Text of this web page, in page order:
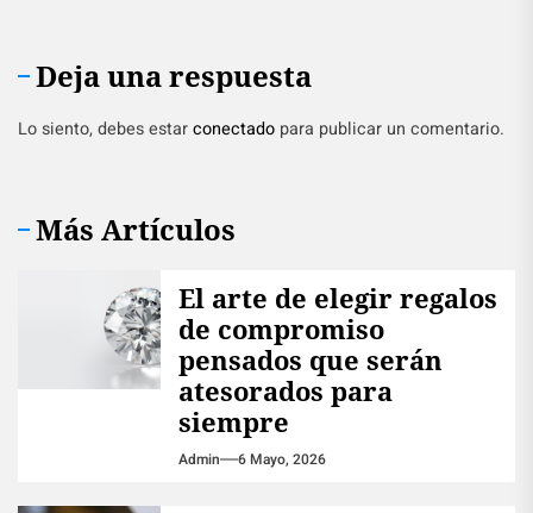
Deja una respuesta
Lo siento, debes estarconectado para publicar un comentario.
Más Artículos
El arte de elegir regalos
de compromiso
pensados que serán
atesorados para
siempre
Admin 6 Mayo, 2026